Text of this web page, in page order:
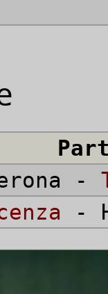
-
-